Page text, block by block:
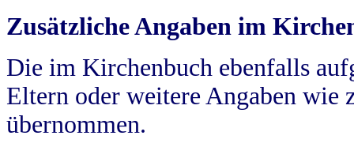
Zusätzliche Angaben im
Die im Kirchenbuch ebenfalls
Eltern oder weitere Angaben wie
übernommen.